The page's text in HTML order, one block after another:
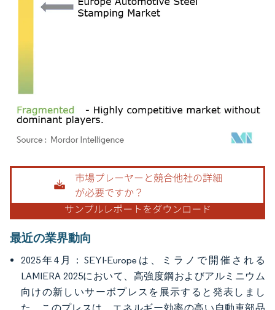
画像 © Mordor Intelligence。再利用にはCC BY 4.0の表示が必要です。
最近の業界動向
2025年4月：SEYI-Europeは、ミラノで開催される
LAMIERA 2025において、高強度鋼およびアルミニウム
向けの新しいサーボプレスを展示すると発表しまし